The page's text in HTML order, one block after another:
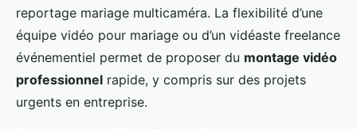
reportage mariage multicaméra. La flexibilité d’une
équipe vidéo pour mariage ou d’un vidéaste freelance
événementiel permet de proposer du montage vidéo
professionnel rapide, y compris sur des projets
urgents en entreprise.